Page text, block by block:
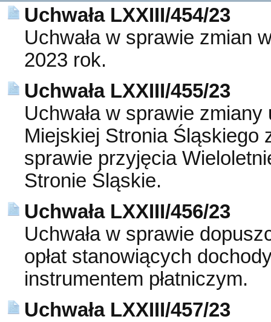
Uchwała LXXIII/454/23
Uchwała w sprawie zmian
2023 rok.
Uchwała LXXIII/455/23
Uchwała w sprawie
Miejskiej Stronia Śląskiego
sprawie przyjęcia
Stronie Śląskie.
Uchwała LXXIII/456/23
Uchwała w sprawie
opłat stanowiących
instrumentem płatniczym.
Uchwała LXXIII/457/23